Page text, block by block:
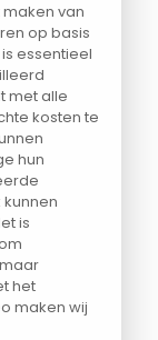
van
op basis
essentieel
met alle
kosten te
hun
is
het
maken wij